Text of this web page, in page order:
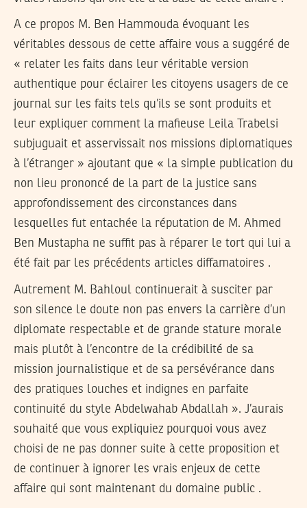
A ce propos M. Ben Hammouda évoquant les
véritables dessous de cette affaire vous a suggéré de
« relater les faits dans leur véritable version
authentique pour éclairer les citoyens usagers de ce
journal sur les faits tels qu’ils se sont produits et
leur expliquer comment la mafieuse Leila Trabelsi
subjuguait et asservissait nos missions diplomatiques
à l’étranger » ajoutant que « la simple publication du
non lieu prononcé de la part de la justice sans
approfondissement des circonstances dans
lesquelles fut entachée la réputation de M. Ahmed
Ben Mustapha ne suffit pas à réparer le tort qui lui a
été fait par les précédents articles diffamatoires .
Autrement M. Bahloul continuerait à susciter par
son silence le doute non pas envers la carrière d’un
diplomate respectable et de grande stature morale
mais plutôt à l’encontre de la crédibilité de sa
mission journalistique et de sa persévérance dans
des pratiques louches et indignes en parfaite
continuité du style Abdelwahab Abdallah ». J’aurais
souhaité que vous expliquiez pourquoi vous avez
choisi de ne pas donner suite à cette proposition et
de continuer à ignorer les vrais enjeux de cette
affaire qui sont maintenant du domaine public .